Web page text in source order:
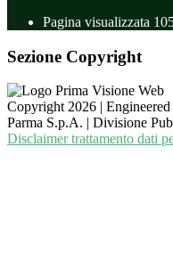
Pagina visualizzata
Sezione Copyright
Copyright 2026 |
Parma S.p.A. | Divisione
Disclaimer trattamento dati